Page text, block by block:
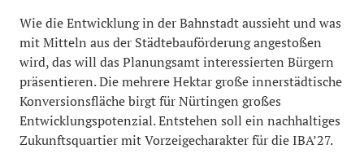
Wie die Entwicklung in der Bahnstadt aussieht und was
mit Mitteln aus der Städtebauförderung angestoßen
wird, das will das Planungsamt interessierten Bürgern
präsentieren. Die mehrere Hektar große innerstädtische
Konversionsfläche birgt für Nürtingen großes
Entwicklungspotenzial. Entstehen soll ein nachhaltiges
Zukunftsquartier mit Vorzeigecharakter für die IBA’27.